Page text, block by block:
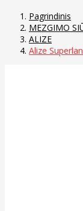
Pagrindinis
MEZGIMO
ALIZE
Alize